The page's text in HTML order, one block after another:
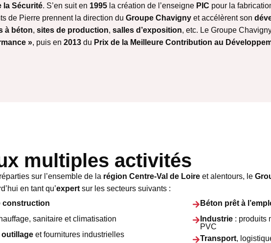
la Sécurité. S’en suit en 1995 la création de l’enseigne PIC pour la
de Pierre prennent la direction du Groupe Chavigny et accélèrent son
à béton, sites de production, salles d’exposition, etc. Le Groupe
», puis en 2013 du Prix de la Meilleure Contribution au
multiples activités
réparties sur l’ensemble de la région Centre-Val de Loire et alentours, le
en tant qu’expert sur les secteurs suivants :
construction
sanitaire et climatisation
outillage et fournitures industrielles
Béton prêt à
Industrie: produits
PVC
Transport,